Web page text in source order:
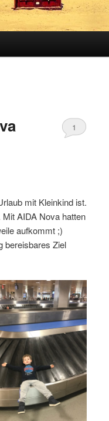
1
mit Kleinkind ist.
AIDA Nova hatten
aufkommt ;)
bereisbares Ziel